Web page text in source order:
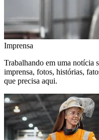
Imprensa
Trabalhando em uma notícia
imprensa, fotos, histórias,
que precisa aqui.